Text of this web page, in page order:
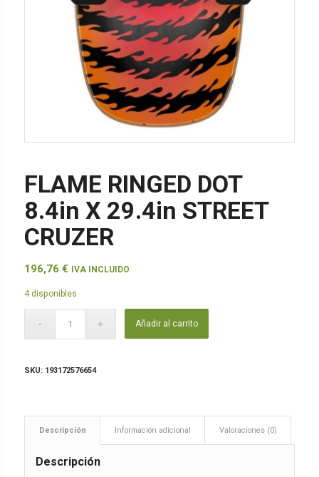
FLAME RINGED DOT
8.4in X 29.4in STREET
CRUZER
196,76 € IVA INCLUIDO
4 disponibles
Añadir al carrito
SKU: 193172576654
Descripción Información adicional Valoraciones (0)
Descripción